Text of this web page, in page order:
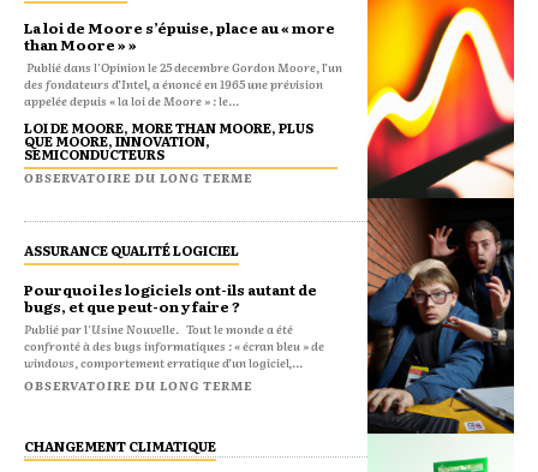
La loi de Moore s’épuise, place au « more
than Moore » »
Publié dans l'Opinion le 25 decembre Gordon Moore, l’un
des fondateurs d’Intel, a énoncé en 1965 une prévision
appelée depuis « la loi de Moore » : le...
LOI DE MOORE, MORE THAN MOORE, PLUS
QUE MOORE, INNOVATION,
SEMICONDUCTEURS
OBSERVATOIRE DU LONG TERME
ASSURANCE QUALITÉ LOGICIEL
Pourquoi les logiciels ont-ils autant de
bugs, et que peut-on y faire ?
Publié par l'Usine Nouvelle. Tout le monde a été
confronté à des bugs informatiques : « écran bleu » de
windows, comportement erratique d’un logiciel,...
OBSERVATOIRE DU LONG TERME
CHANGEMENT CLIMATIQUE